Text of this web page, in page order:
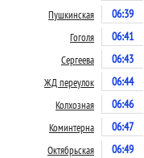
Пушкинская 06:39
Гоголя 06:41
Сергеева 06:43
ЖД переулок 06:44
Колхозная 06:46
Коминтерна 06:47
Октябрьская 06:49